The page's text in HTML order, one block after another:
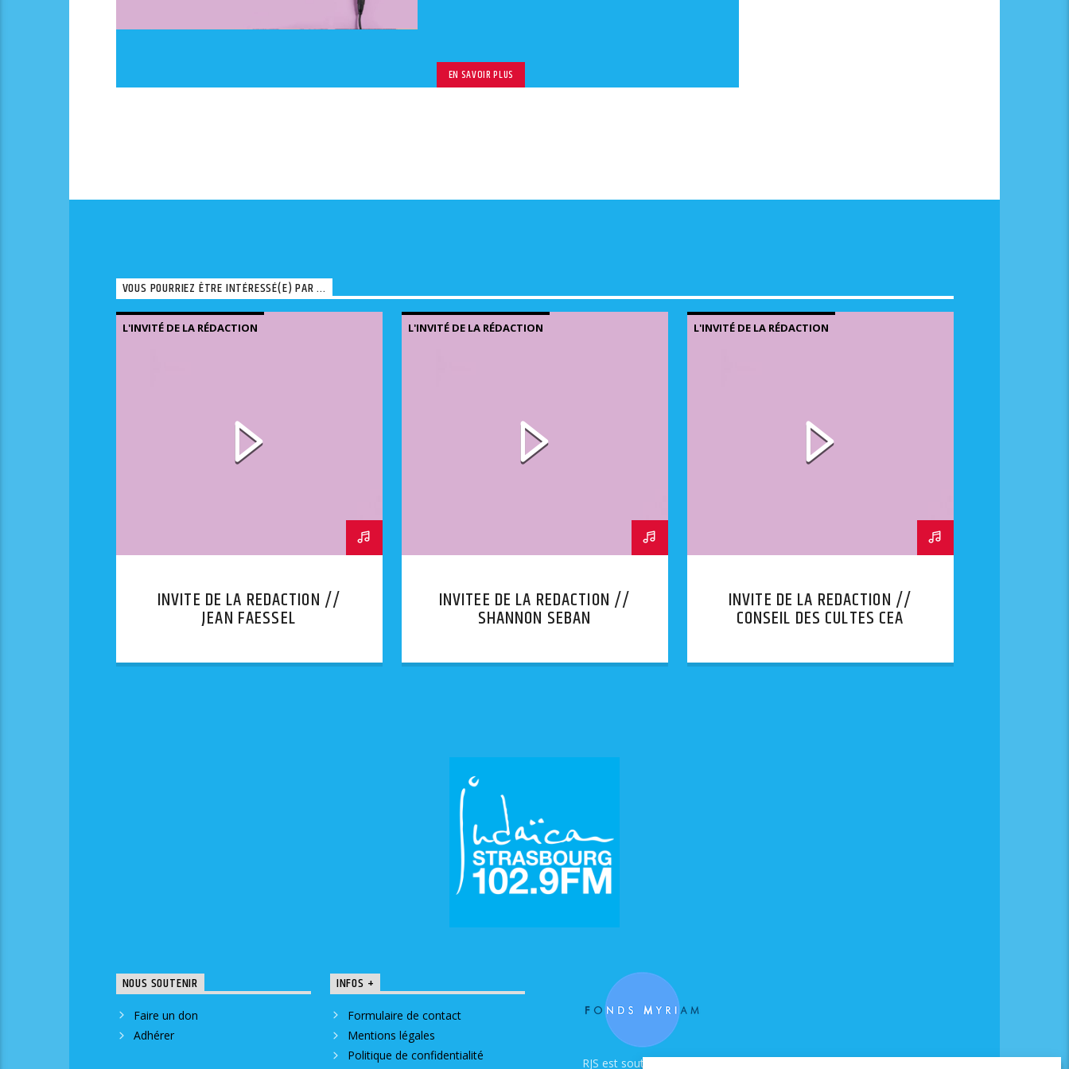
EN SAVOIR PLUS
VOUS POURRIEZ ÊTRE INTÉRESSÉ(E) PAR ...
L'INVITÉ DE LA RÉDACTION
INVITE DE LA REDACTION //
JEAN FAESSEL
L'INVITÉ DE LA RÉDACTION
INVITEE DE LA REDACTION //
SHANNON SEBAN
L'INVITÉ DE LA RÉDACTION
INVITE DE LA REDACTION //
CONSEIL DES CULTES CEA
NOUS SOUTENIR
Faire un don
Adhérer
INFOS +
Formulaire de contact
Mentions légales
Politique de confidentialité
RJS est soutenue par le